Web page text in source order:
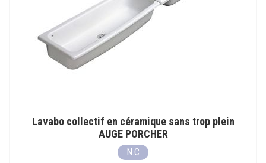
Lavabo collectif en céramique sans trop plein
AUGE PORCHER
N.C